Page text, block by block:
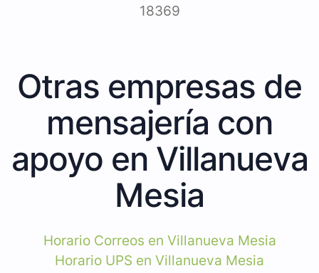
18369
Otras empresas de
mensajería con
apoyo en Villanueva
Mesia
Horario Correos en Villanueva Mesia
Horario UPS en Villanueva Mesia